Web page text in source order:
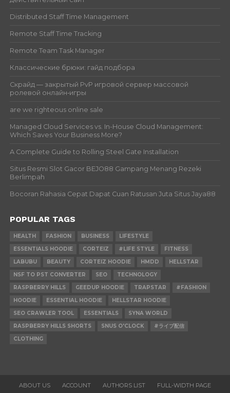
Distributed Staff Time Management
Remote Staff Time Tracking
Remote Team Task Manager
Классические брюки: гайд подбора
Скрайд — закрытый PvP игровой сервер массовой
ролевой онлайн‑игры
are we righteous online sale
Managed Cloud Services vs. In-House Cloud Management:
Which Saves Your Business More?
A Complete Guide to Rolling Steel Gate Installation
Situs Resmi Slot Gacor BEJO88 Gampang Menang Rezeki
Berlimpah
Bocoran Rahasia Cepat Dapat Cuan Ratusan Juta Situs Jaya88
POPULAR TAGS
HEALTH FASHION BUSINESS
LIFESTYLE
ESSENTIALS HOODIE
CORTEIZ #LIFE STYLE
FITNESS
LABUBU
BEAUTY CORTEIZ HOODIE HMDD
HELLSTAR
NSF TO PST CONVERTER
SEO
TECHNOLOGY
RASPBERRY HILLS
GEEDUP HOODIE TRAPSTAR
#FASHION
HOODIE
ESSENTIAL HOODIE
HELLSTAR HOODIE
SEO CRAWLER TOOL
ESSENTIALS
SYNA WORLD
RASPBERRY HILLS SHORTS
SNUS O'CLOCK
#ライブ配信
CLOTHING
ABOUT US ACCOUNT AUTHORS LIST
FULL-WIDTH PAGE